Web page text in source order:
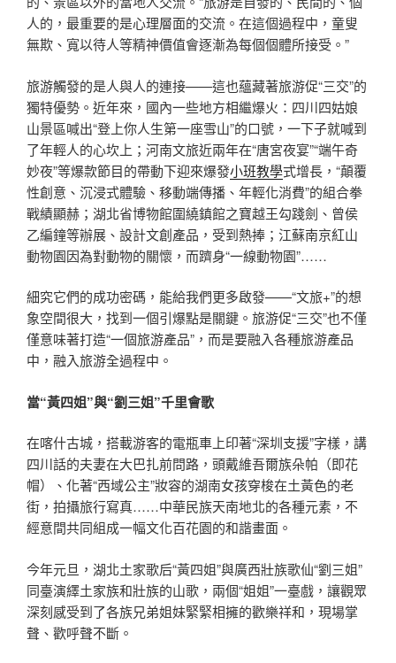
人的，最重要的是心理層面的交流。在這個過程中，童叟
無欺、寬以待人等精神價值會逐漸為每個個體所接受。”
旅游觸發的是人與人的連接——這也蘊藏著旅游促“三交”的
獨特優勢。近年來，國內一些地方相繼爆火：四川四姑娘
山景區喊出“登上你人生第一座雪山”的口號，一下子就喊到
了年輕人的心坎上；河南文旅近兩年在“唐宮夜宴”“端午奇
妙夜”等爆款節目的帶動下迎來爆發小班教學式增長，“顛覆
性創意、沉浸式體驗、移動端傳播、年輕化消費”的組合拳
戰績顯赫；湖北省博物館圍繞鎮館之寶越王勾踐劍、曾侯
乙編鐘等辦展、設計文創產品，受到熱捧；江蘇南京紅山
動物園因為對動物的關懷，而躋身“一線動物園”……
細究它們的成功密碼，能給我們更多啟發——“文旅+”的想
象空間很大，找到一個引爆點是關鍵。旅游促“三交”也不僅
僅意味著打造“一個旅游產品”，而是要融入各種旅游產品
中，融入旅游全過程中。
當“黃四姐”與“劉三姐”千里會歌
在喀什古城，搭載游客的電瓶車上印著“深圳支援”字樣，講
四川話的夫妻在大巴扎前問路，頭戴維吾爾族朵帕（即花
帽）、化著“西域公主”妝容的湖南女孩穿梭在土黃色的老
街，拍攝旅行寫真……中華民族天南地北的各種元素，不
經意間共同組成一幅文化百花園的和諧畫面。
今年元旦，湖北土家歌后“黃四姐”與廣西壯族歌仙“劉三姐”
同臺演繹土家族和壯族的山歌，兩個“姐姐”一臺戲，讓觀眾
深刻感受到了各族兄弟姐妹緊緊相擁的歡樂祥和，現場掌
聲、歡呼聲不斷。